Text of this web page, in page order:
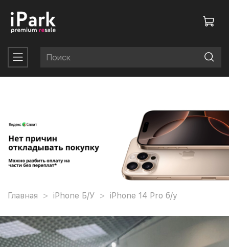
Главная iPhone Б/У iPhone 14 Pro б/у